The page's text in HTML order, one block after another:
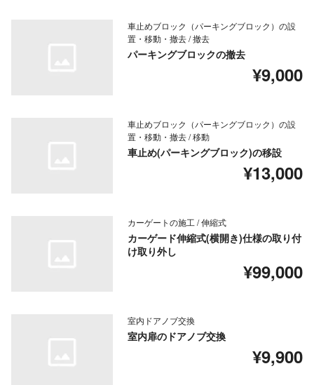
車止めブロック（パーキングブロック）の設
置・移動・撤去 / 撤去
パーキングブロックの撤去
¥9,000
車止めブロック（パーキングブロック）の設
置・移動・撤去 / 移動
車止め(パーキングブロック)の移設
¥13,000
カーゲートの施工 / 伸縮式
カーゲード伸縮式(横開き)仕様の取り付
け取り外し
¥99,000
室内ドアノブ交換
室内扉のドアノブ交換
¥9,900